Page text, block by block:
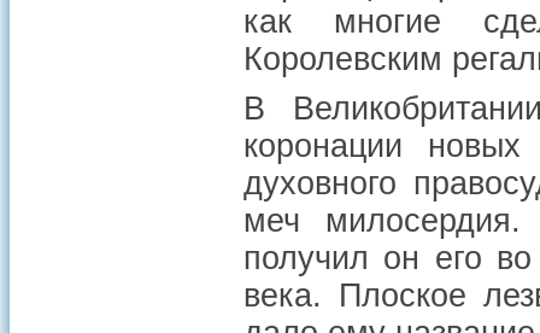
как многие
Королевским
В
коронации
духовного
меч
получил он его
века. Плоское